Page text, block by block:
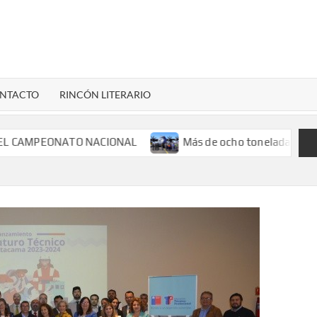
RINCÓN LITERARIO
NACIONAL Más de ocho toneladas de ayuda